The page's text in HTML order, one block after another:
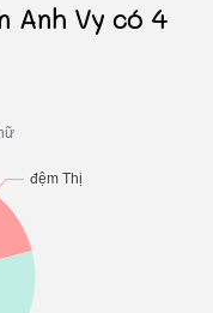
Anh Vy có 4